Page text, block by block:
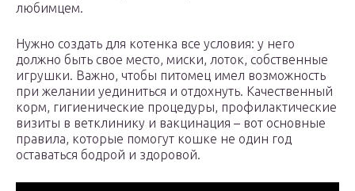
любимцем.
Нужно создать для котенка все условия: у него
должно быть свое место, миски, лоток, собственные
игрушки. Важно, чтобы питомец имел возможность
при желании уединиться и отдохнуть. Качественный
корм, гигиенические процедуры, профилактические
визиты в ветклинику и вакцинация – вот основные
правила, которые помогут кошке не один год
оставаться бодрой и здоровой.